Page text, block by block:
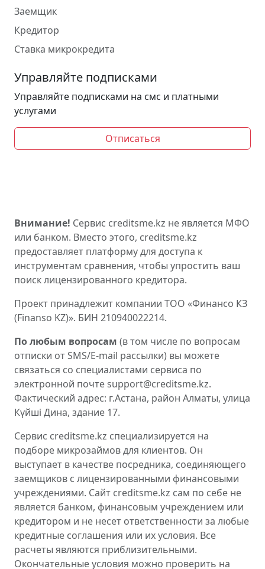
Заемщик
Кредитор
Ставка микрокредита
Управляйте подписками
Управляйте подписками на смс и платными
услугами
Отписаться
Внимание! Сервис creditsme.kz не является МФО
или банком. Вместо этого, creditsme.kz
предоставляет платформу для доступа к
инструментам сравнения, чтобы упростить ваш
поиск лицензированного кредитора.
Проект принадлежит компании ТОО «Финансо КЗ
(Finanso KZ)». БИН 210940022214.
По любым вопросам (в том числе по вопросам
отписки от SMS/E-mail рассылки) вы можете
связаться со специалистами сервиса по
электронной почте support@creditsme.kz.
Фактический адрес: г.Астана, район Алматы, улица
Күйші Дина, здание 17.
Сервис creditsme.kz специализируется на
подборе микрозаймов для клиентов. Он
выступает в качестве посредника, соединяющего
заемщиков с лицензированными финансовыми
учреждениями. Сайт creditsme.kz сам по себе не
является банком, финансовым учреждением или
кредитором и не несет ответственности за любые
кредитные соглашения или их условия. Все
расчеты являются приблизительными.
Окончательные условия можно проверить на